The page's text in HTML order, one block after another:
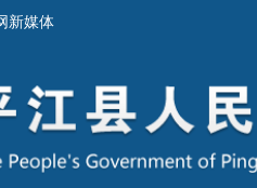
新媒体